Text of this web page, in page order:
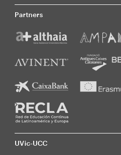
Partners
UVic-UCC